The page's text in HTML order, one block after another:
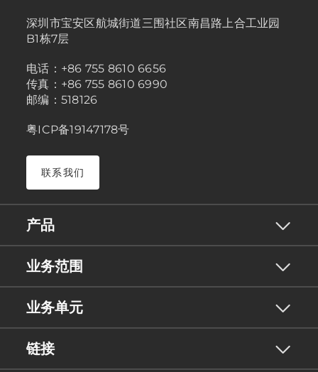
深圳市宝安区航城街道三围社区南昌路上合工业园
B1栋7层
电话：+86 755 8610 6656
传真：+86 755 8610 6990
邮编：518126
粤ICP备19147178号
联系我们
产品
业务范围
业务单元
链接